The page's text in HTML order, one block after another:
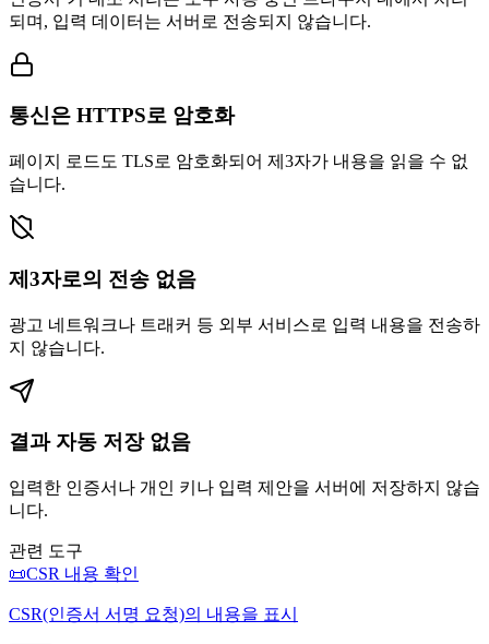
되며, 입력 데이터는 서버로 전송되지 않습니다.
통신은 HTTPS로 암호화
페이지 로드도 TLS로 암호화되어 제3자가 내용을 읽을 수 없
습니다.
제3자로의 전송 없음
광고 네트워크나 트래커 등 외부 서비스로 입력 내용을 전송하
지 않습니다.
결과 자동 저장 없음
입력한 인증서나 개인 키나 입력 제안을 서버에 저장하지 않습
니다.
관련 도구
📜CSR 내용 확인
CSR(인증서 서명 요청)의 내용을 표시